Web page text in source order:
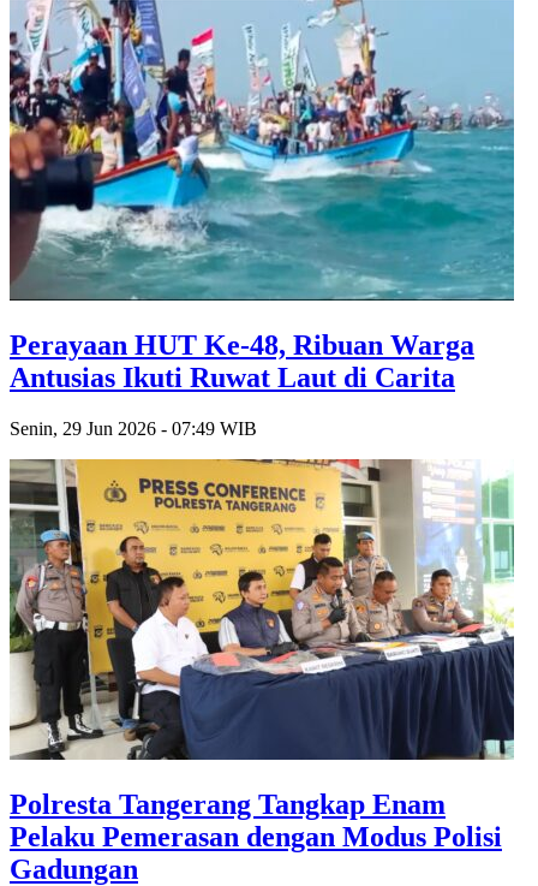
Perayaan HUT Ke-48, Ribuan Warga
Antusias Ikuti Ruwat Laut di Carita
Senin, 29 Jun 2026 - 07:49 WIB
Polresta Tangerang Tangkap Enam
Pelaku Pemerasan dengan Modus Polisi
Gadungan